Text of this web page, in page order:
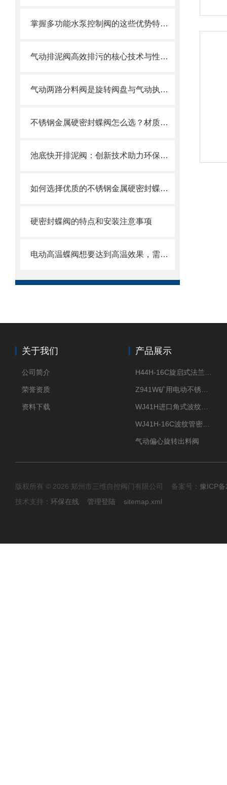
掌握多功能水泵控制阀的这些优势特点很重要！
气动排泥阀高效排污的核心技术与性能解析
气动两路分料阀是旋转阀盘与气动执行器的“智能分流密码”
不锈钢金属硬密封蝶阀怎么选？材质、压力、温度一文搞定选购指南
池底快开排泥阀：创新技术助力环保产业
如何选择优质的不锈钢金属硬密封蝶阀？
硬密封蝶阀的特点和安装注意事项
电动高温蝶阀想要达到高温效果，需要满足以下几个要求
关于我们
公司简介
荣誉资质
资料下载
产品展示
气动偏心旋转出料阀
版权所有 © 2026 郑州市三维自控阀门有限公司 备案号： 豫ICP
技术支持： 环保在线 管理登陆 sitemap.xml